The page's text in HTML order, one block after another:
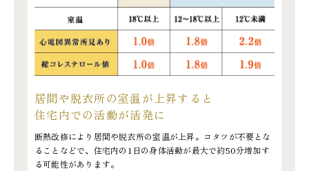
居間や脱衣所の室温が上昇すると
住宅内での活動が活発に
断熱改修により居間や脱衣所の室温が上昇。コタツが不要とな
ることなどで、住宅内の1日の身体活動が最大で約50分増加す
る可能性があります。